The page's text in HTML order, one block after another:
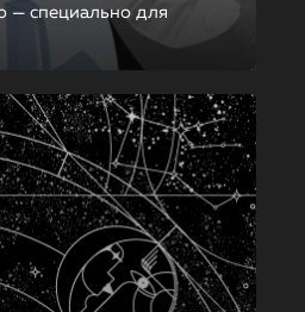
— специально для